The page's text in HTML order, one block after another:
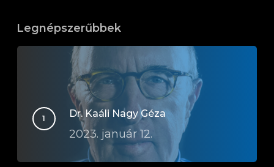
Legnépszerűbbek
Dr. Kaáli Nagy Géza
2023. január 12.